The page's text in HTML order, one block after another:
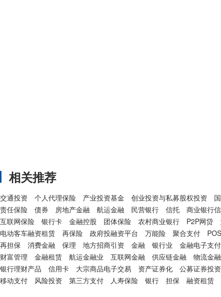
相关推荐
交通投资 个人代理保险 产业投资基金 创业投资与私募股权投资
责任保险
债券 房地产金融 航运金融 民营银行 信托
商业银行
互联网保险
银行卡 金融控股 团体保险 农村商业银行 P2P网贷
电动客车融资租赁
再保险 政府投融资平台 万能险 聚合支付
再担保
消费金融 保理 地方招商引资 金融 银行业
金融电子支
财富管理
金融租赁 航运金融业 互联网金融 供应链金融
物流金融
银行理财产品
信用卡 大宗商品电子交易 资产证券化
公募证券投
移动支付
风险投资 第三方支付 人寿保险 银行 担保 融资租赁